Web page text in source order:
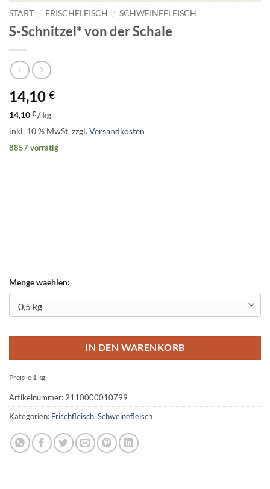
START / FRISCHFLEISCH / SCHWEINEFLEISCH
S-Schnitzel* von der Schale
14,10 €
14,10 € /kg
inkl. 10 % MwSt.zzgl.Versandkosten
8857 vorrätig
Menge waehlen:
IN DEN WARENKORB
Preis je 1 kg
Artikelnummer: 2110000010799
Kategorien: Frischfleisch, Schweinefleisch